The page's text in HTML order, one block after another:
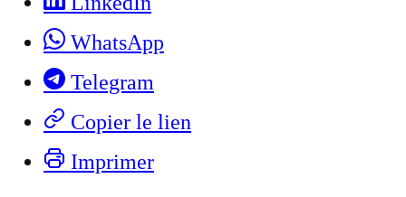
WhatsApp
Telegram
Copier le lien
Imprimer